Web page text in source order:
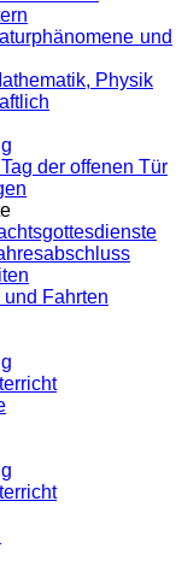
und
Physik
der offenen Tür
Fahrten